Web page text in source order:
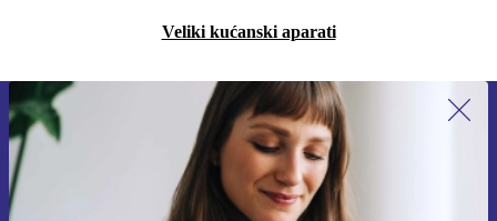
Veliki kućanski aparati
Prijavi se na newsletter!
Nikad više ne propusti ponudu.